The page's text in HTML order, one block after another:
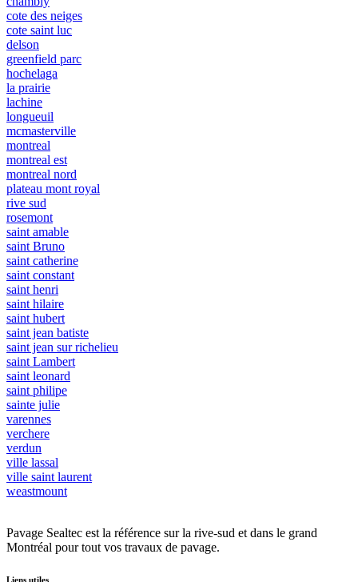
cote des neiges
cote saint luc
delson
greenfield parc
hochelaga
la prairie
lachine
longueuil
mcmasterville
montreal
montreal est
montreal nord
plateau mont royal
rive sud
rosemont
saint amable
saint Bruno
saint catherine
saint constant
saint henri
saint hilaire
saint hubert
saint jean batiste
saint jean sur richelieu
saint Lambert
saint leonard
saint philipe
sainte julie
varennes
verchere
verdun
ville lassal
ville saint laurent
weastmount
Pavage Sealtec est la référence sur la rive-sud et dans le grand
Montréal pour tout vos travaux de pavage.
Liens utiles